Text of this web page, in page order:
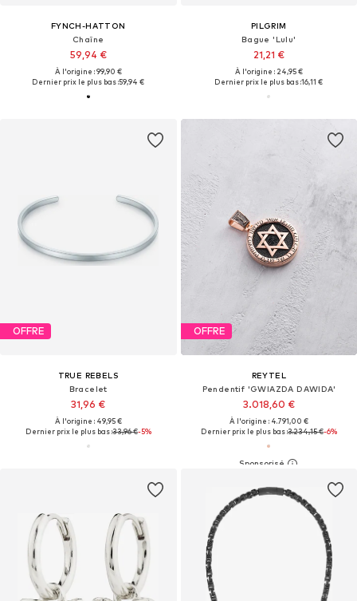
FYNCH-HATTON
Chaîne
59,94 €
À l'origine : 99,90 €
Dernier prix le plus bas :59,94 €
PILGRIM
Bague 'Lulu'
21,21 €
À l'origine : 24,95 €
Dernier prix le plus bas :16,11 €
OFFRE
TRUE REBELS
Bracelet
31,96 €
À l'origine : 49,95 €
Dernier prix le plus bas :33,96 €-5%
OFFRE
REYTEL
Pendentif 'GWIAZDA DAWIDA'
3.018,60 €
À l'origine : 4.791,00 €
Dernier prix le plus bas :3.234,15 €-6%